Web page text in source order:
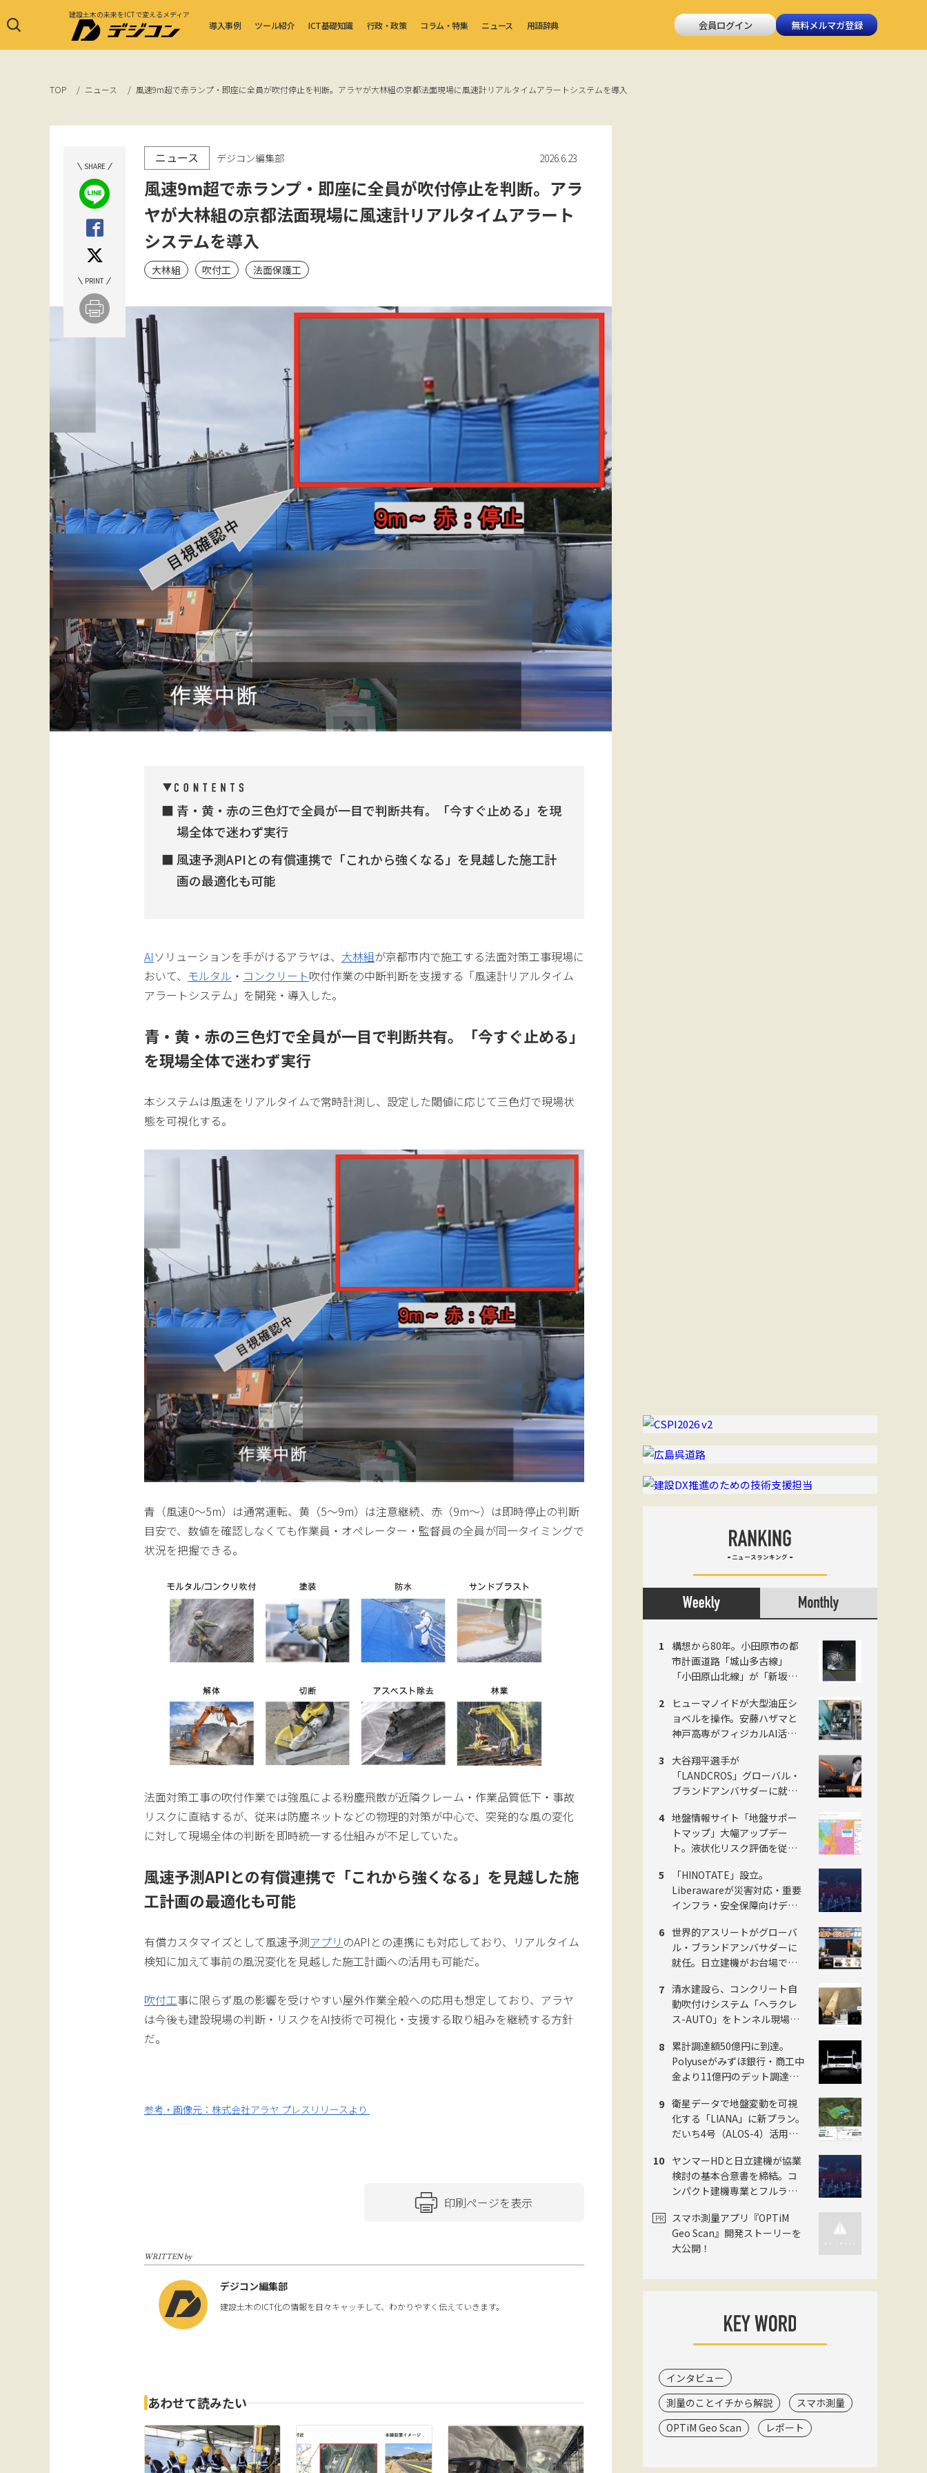
建設土木の未来をICTで変えるメディア
導入事例 ツール紹介 ICT基礎知識 行政・政策 コラム・特集 ニュース 用語辞典 会員ログイン 無料メルマガ登録
TOP ニュース 風速9m超で赤ランプ・即座に全員が吹付停止を判断。アラヤが大林組の京都法面現場に風速計リアルタイムアラートシステムを導入
ニュース デジコン編集部 2026.6.23
風速9m超で赤ランプ・即座に全員が吹付停止を判断。アラ
ヤが大林組の京都法面現場に風速計リアルタイムアラート
システムを導入
大林組 吹付工 法面保護工
青・黄・赤の三色灯で全員が一目で判断共有。「今すぐ止める」を現
場全体で迷わず実行
風速予測APIとの有償連携で「これから強くなる」を見越した施工計
画の最適化も可能
AIソリューションを手がけるアラヤは、 大林組が京都市内で施工する法面対策工事現場に
おいて、 モルタル ・ コンクリート吹付作業の中断判断を支援する「風速計リアルタイム
アラートシステム」を開発・導入した。
青・黄・赤の三色灯で全員が一目で判断共有。「今すぐ止める」
を現場全体で迷わず実行
本システムは風速をリアルタイムで常時計測し、設定した閾値に応じて三色灯で現場状
態を可視化する。
青（風速0〜5m）は通常運転、黄（5〜9m）は注意継続、赤（9m〜）は即時停止の判断
目安で、数値を確認しなくても作業員・オペレーター・監督員の全員が同一タイミングで
状況を把握できる。
法面対策工事の吹付作業では強風による粉塵飛散が近隣クレーム・作業品質低下・事故
リスクに直結するが、従来は防塵ネットなどの物理的対策が中心で、突発的な風の変化
に対して現場全体の判断を即時統一する仕組みが不足していた。
風速予測APIとの有償連携で「これから強くなる」を見越した施
工計画の最適化も可能
有償カスタマイズとして風速予測アプリ のAPIとの連携にも対応しており、リアルタイム
検知に加えて事前の風況変化を見越した施工計画への活用も可能だ。
吹付工事に限らず風の影響を受けやすい屋外作業全般への応用も想定しており、アラヤ
は今後も建設現場の判断・リスクをAI技術で可視化・支援する取り組みを継続する方針
だ。
参考・画像元：株式会社アラヤ プレスリリースより
印刷ページを表示
WRITTEN by
デジコン編集部
建設土木のICT化の情報を日々キャッチして、わかりやすく伝えていきます。
あわせて読みたい
SHARE
PRINT
ニュースランキング
構想から80年。小田原市の都
市計画道路「城山多古線」
「小田原山北線」が「新坂下
地域の南北軸に
ヒューマノイドが大型油圧シ
ョベルを操作。安藤ハザマと
神戸高専がフィジカルAI活用
大谷翔平選手が
「LANDCROS」グローバル・
ブランドアンバサダーに就
表会をお台場で開催
地盤情報サイト「地盤サポー
トマップ」大幅アップデー
ト。液状化リスク評価を従来4
ンホームシールド社
「HINOTATE」設立。
Liberawareが災害対応・重要
インフラ・安全保障向けデュ
社を8月設立
世界的アスリートがグローバ
ル・ブランドアンバサダーに
就任。日立建機がお台場で
を発表・巨大油圧ショベル乗
車体験も
清水建設ら、コンクリート自
動吹付けシステム「ヘラクレ
ス-AUTO」をトンネル現場に
厚を計測し、均質な自動吹付
けを実現
累計調達額50億円に到達。
Polyuseがみずほ銀行・商工中
金より11億円のデット調達・
AI進化を加速
衛星データで地盤変動を可視
化する「LIANA」に新プラン。
だいち4号（ALOS-4）活用で
JSAT・ゼンリン・日本工営の
3社
ヤンマーHDと日立建機が協業
検討の基本合意書を締結。コ
ンパクト建機専業とフルライ
スマホ測量アプリ『OPTiM
Geo Scan』開発ストーリーを
大公開！
インタビュー
測量のことイチから解説
スマホ測量
OPTiM Geo Scan
レポート